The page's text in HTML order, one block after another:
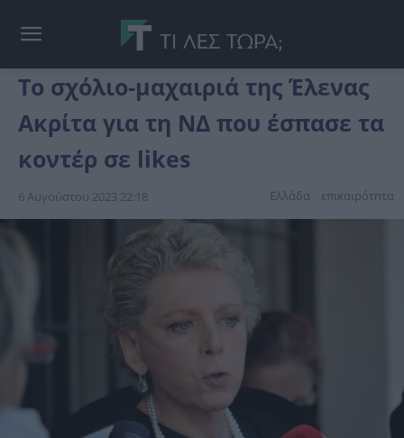
Το σχόλιο-μαχαιριά της Έλενας
Ακρίτα για τη ΝΔ που έσπασε τα
κοντέρ σε likes
6 Αυγούστου 2023 22:18 Ελλάδα επικαιpότnτα